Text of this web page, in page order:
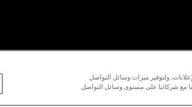
ولتوفير ميزات وسائل التواصل
مع شركائنا على مستوى وسائل التواصل